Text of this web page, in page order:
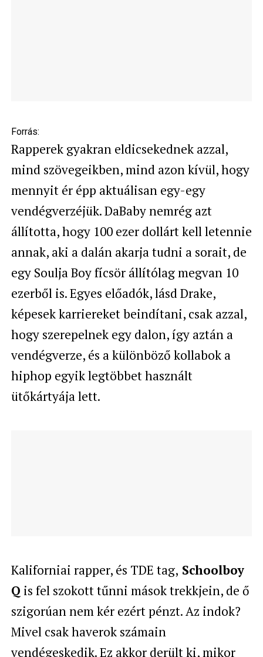
Forrás:
Rapperek gyakran eldicsekednek azzal,
mind szövegeikben, mind azon kívül, hogy
mennyit ér épp aktuálisan egy-egy
vendégverzéjük. DaBaby nemrég azt
állította, hogy 100 ezer dollárt kell letennie
annak, aki a dalán akarja tudni a sorait, de
egy Soulja Boy fícsör állítólag megvan 10
ezerből is. Egyes előadók, lásd Drake,
képesek karriereket beindítani, csak azzal,
hogy szerepelnek egy dalon, így aztán a
vendégverze, és a különböző kollabok a
hiphop egyik legtöbbet használt
ütőkártyája lett.
Kaliforniai rapper, és TDE tag, Schoolboy
Q is fel szokott tűnni mások trekkjein, de ő
szigorúan nem kér ezért pénzt. Az indok?
Mivel csak haverok számain
vendégeskedik. Ez akkor derült ki, mikor